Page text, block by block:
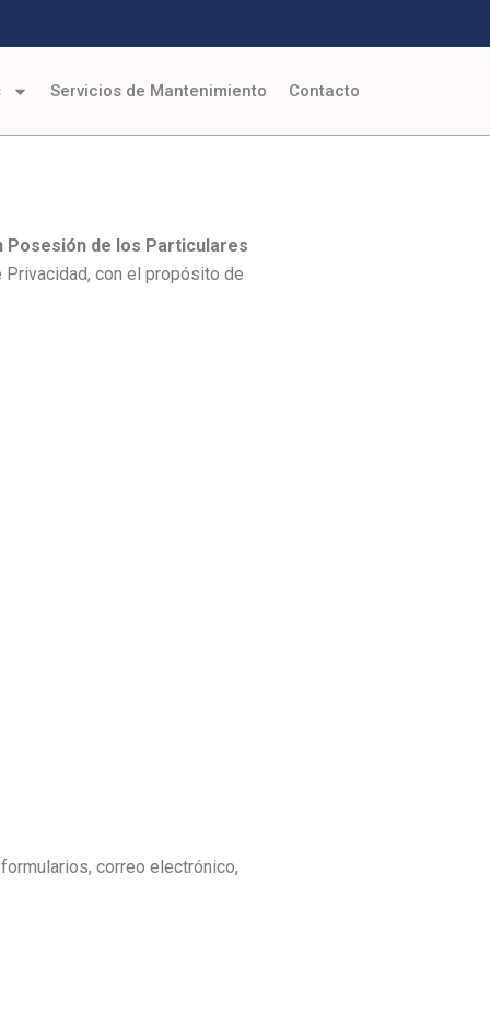
Servicios de Mantenimiento Contacto
Posesión de los Particulares
con el propósito de
correo electrónico,